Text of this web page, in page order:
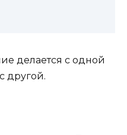
делается с одной
другой.